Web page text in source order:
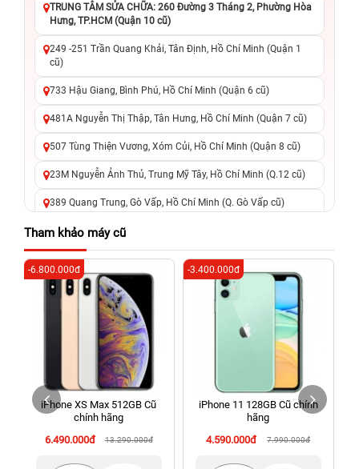
TRUNG TÂM SỬA CHỮA: 260 Đường 3 Tháng 2, Phường Hòa
Hưng, TP.HCM (Quận 10 cũ)
249 -251 Trần Quang Khải, Tân Định, Hồ Chí Minh (Quận 1
cũ)
733 Hậu Giang, Bình Phú, Hồ Chí Minh (Quận 6 cũ)
481A Nguyễn Thị Thập, Tân Hưng, Hồ Chí Minh (Quận 7 cũ)
507 Tùng Thiện Vương, Xóm Củi, Hồ Chí Minh (Quận 8 cũ)
23M Nguyễn Ảnh Thủ, Trung Mỹ Tây, Hồ Chí Minh (Q.12 cũ)
389 Quang Trung, Gò Vấp, Hồ Chí Minh (Q. Gò Vấp cũ)
625 - 625A Âu Cơ, Tân Phú, Hồ Chí Minh (Quận Tân Phú cũ)
326 Lê Văn Việt, Tăng Nhơn Phú, Hồ Chí Minh (Q.9 TP. Thủ
Đức cũ)
256 Võ Văn Ngân, Thủ Đức, Hồ Chí Minh (Bình Thọ, TP. Thủ
Đức Cũ)
70 Nguyễn An Ninh, Dĩ An, Hồ Chí Minh (Bình Dương Cũ)
24h Vũng Tàu: 162A Ba Cu, Vũng Tàu, Hồ Chí Minh (TP. Vũng
Tàu cũ)
198 Hoàng Văn Thụ, Tân Sơn Nhất, Hồ Chí Minh (Tân Bình
Tham khảo máy cũ
iPhone XS Max 512GB Cũ
chính hãng
6.490.000đ
13.290.000đ
-6.800.000đ
iPhone 11 128GB Cũ chính
hãng
4.590.000đ
7.990.000đ
-3.400.000đ